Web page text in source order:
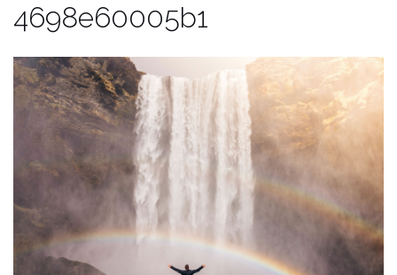
4698e60005b1